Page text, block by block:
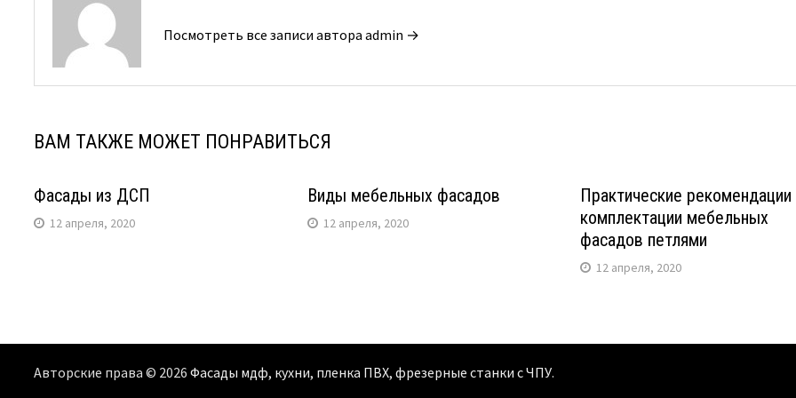
Посмотреть все записи автора admin →
ВАМ ТАКЖЕ МОЖЕТ ПОНРАВИТЬСЯ
Фасады из ДСП
12 апреля, 2020
Виды мебельных фасадов
12 апреля, 2020
Практические рекомендации
комплектации мебельных
фасадов петлями
12 апреля, 2020
Авторские права © 2026Фасады мдф, кухни, пленка ПВХ, фрезерные станки с ЧПУ.